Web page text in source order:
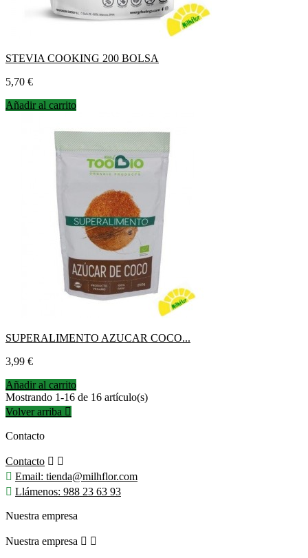
STEVIA COOKING 200 BOLSA
Precio
5,70 €
Añadir al carrito
SUPERALIMENTO AZUCAR COCO...
Precio
3,99 €
Añadir al carrito
Mostrando 1-16 de 16 artículo(s)
Volver arriba 
Contacto
Contacto  
 Email: tienda@milhflor.com
 Llámenos: 988 23 63 93
Nuestra empresa
Nuestra empresa  